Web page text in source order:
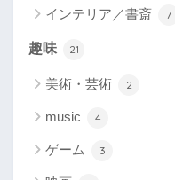
インテリア／書斎 7
趣味 21
美術・芸術 2
music 4
ゲーム 3